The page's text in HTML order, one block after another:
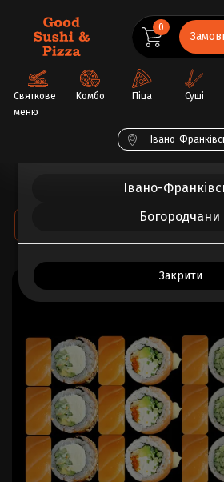
Святкове
меню
Комбо Піца Суші
Івано-
0
Обрати ваше
Івано-
Богородчани
Закрити
Сет Преміум